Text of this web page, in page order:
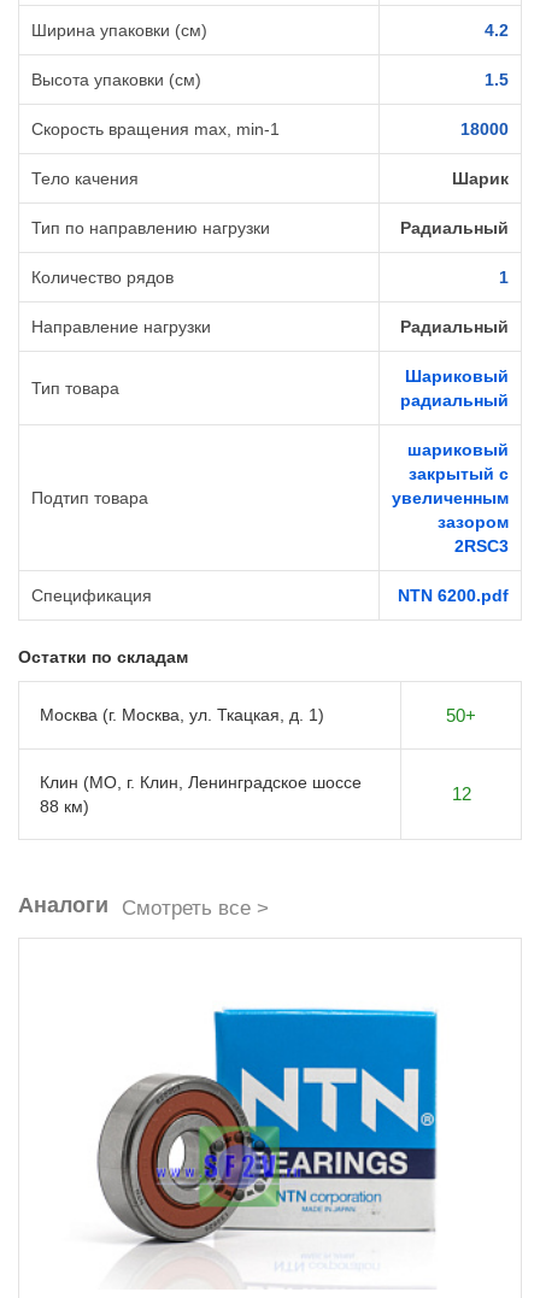
Ширина упаковки (см) 4.2
Высота упаковки (см) 1.5
Cкорость вращения max, min-1 18000
Тело качения Шарик
Тип по направлению нагрузки Радиальный
Количество рядов 1
Направление нагрузки Радиальный
Тип товара
Шариковый
радиальный
Подтип товара
шариковый
закрытый с
увеличенным
зазором
2RSС3
Спецификация NTN 6200.pdf
Остатки по складам
Москва (г. Москва, ул. Ткацкая, д. 1) 50+
Клин (МО, г. Клин, Ленинградское шоссе
88 км)
12
Аналоги Смотреть все >